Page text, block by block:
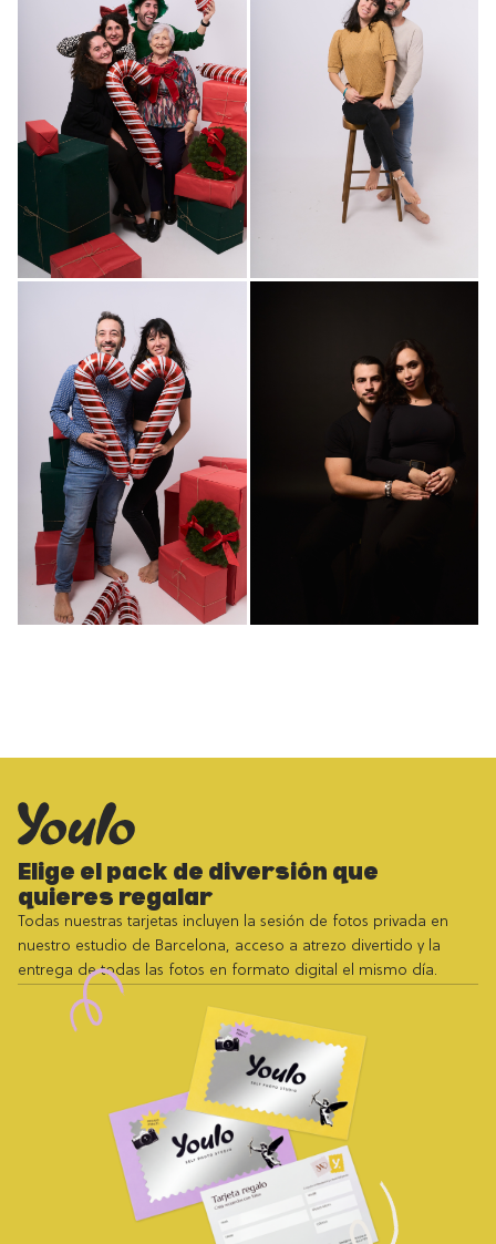
Elige el pack de diversión que
quieres regalar
Todas nuestras tarjetas incluyen la sesión de fotos privada en
nuestro estudio de Barcelona, acceso a atrezo divertido y la
entrega de todas las fotos en formato digital el mismo día.